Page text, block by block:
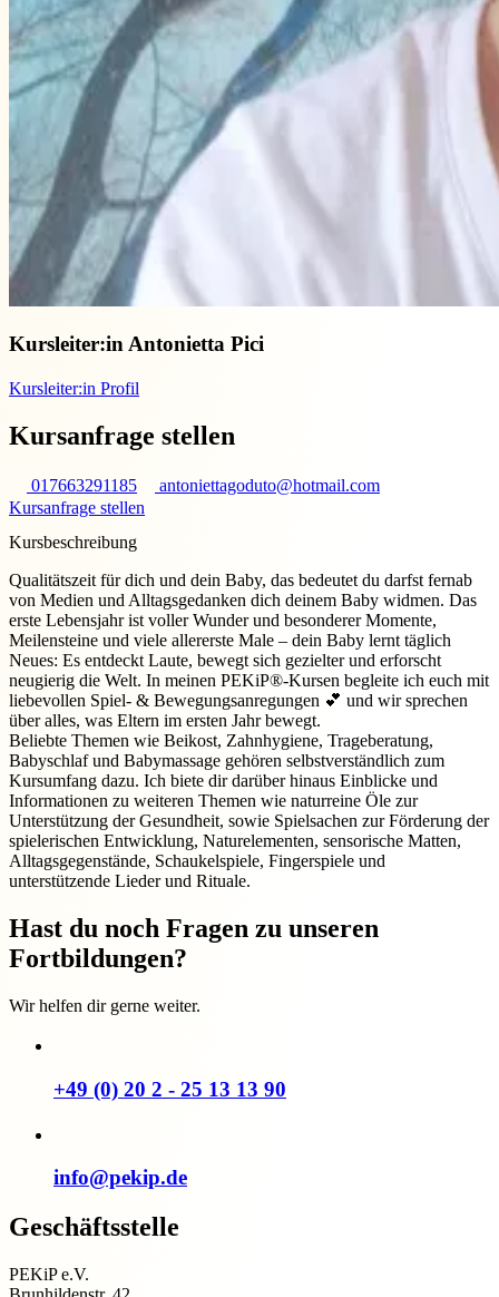
Kursleiter:in Antonietta Pici
Kursleiter:in Profil
Kursanfrage stellen
017663291185
antoniettagoduto@hotmail.com
Kursanfrage stellen
Kursbeschreibung
Qualitätszeit für dich und dein Baby, das bedeutet du darfst fernab
von Medien und Alltagsgedanken dich deinem Baby widmen. Das
erste Lebensjahr ist voller Wunder und besonderer Momente,
Meilensteine und viele allererste Male – dein Baby lernt täglich
Neues: Es entdeckt Laute, bewegt sich gezielter und erforscht
neugierig die Welt. In meinen PEKiP®-Kursen begleite ich euch mit
liebevollen Spiel- & Bewegungsanregungen 💕 und wir sprechen
über alles, was Eltern im ersten Jahr bewegt.
Beliebte Themen wie Beikost, Zahnhygiene, Trageberatung,
Babyschlaf und Babymassage gehören selbstverständlich zum
Kursumfang dazu. Ich biete dir darüber hinaus Einblicke und
Informationen zu weiteren Themen wie naturreine Öle zur
Unterstützung der Gesundheit, sowie Spielsachen zur Förderung der
spielerischen Entwicklung, Naturelementen, sensorische Matten,
Alltagsgegenstände, Schaukelspiele, Fingerspiele und
unterstützende Lieder und Rituale.
Hast du noch Fragen zu unseren
Fortbildungen?
Wir helfen dir gerne weiter.
+49 (0) 20 2 - 25 13 13 90
info@pekip.de
Geschäftsstelle
PEKiP e.V.